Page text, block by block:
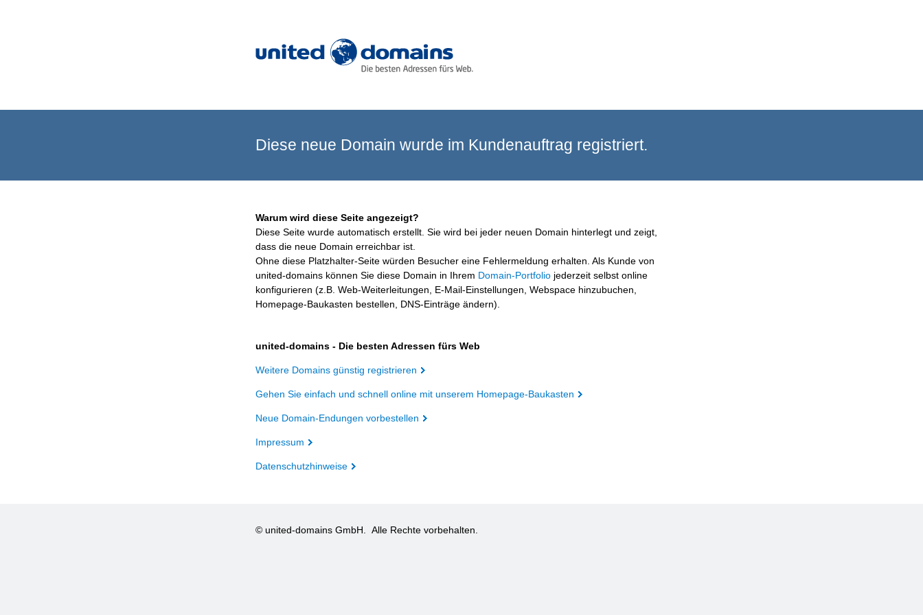
Diese neue Domain wurde im Kundenauftrag registriert.
Warum wird diese Seite angezeigt?
Diese Seite wurde automatisch erstellt. Sie wird bei jeder neuen Domain hinterlegt und zeigt,
dass die neue Domain erreichbar ist.
Ohne diese Platzhalter-Seite würden Besucher eine Fehlermeldung erhalten. Als Kunde von
united-domains können Sie diese Domain in Ihrem Domain-Portfolio jederzeit selbst online
konfigurieren (z.B. Web-Weiterleitungen, E-Mail-Einstellungen, Webspace hinzubuchen,
Homepage-Baukasten bestellen, DNS-Einträge ändern).
united-domains - Die besten Adressen fürs Web
Weitere Domains günstig registrieren
Gehen Sie einfach und schnell online mit unserem Homepage-Baukasten
Neue Domain-Endungen vorbestellen
Impressum
Datenschutzhinweise
© united-domains GmbH. Alle Rechte vorbehalten.